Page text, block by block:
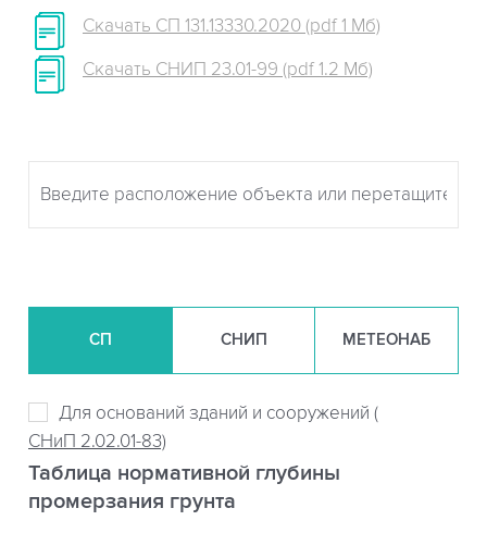
Скачать СП 131.13330.2020 (pdf 1 Мб)
Скачать СНИП 23.01-99 (pdf 1.2 Мб)
СП СНИП МЕТЕОНАБ
Для оснований зданий и сооружений (
СНиП 2.02.01-83)
Таблица нормативной глубины
промерзания грунта